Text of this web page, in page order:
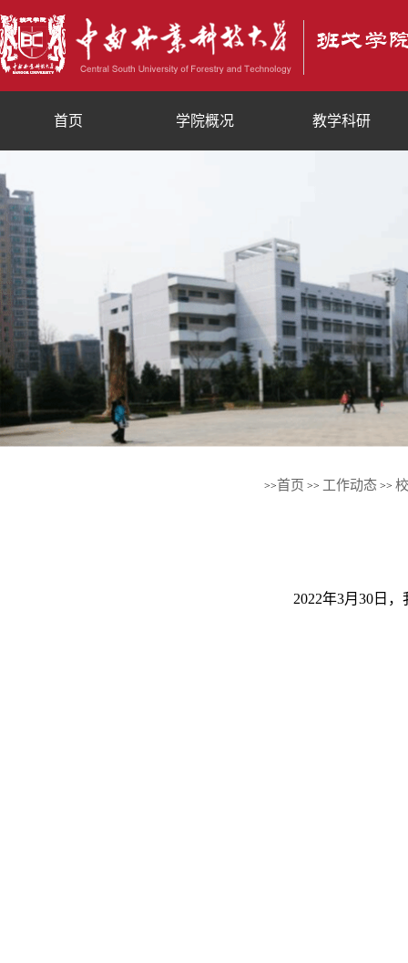
首页 学院概况 教学科研
>>首页 >> 工作动态 >>
2022年3月30日，